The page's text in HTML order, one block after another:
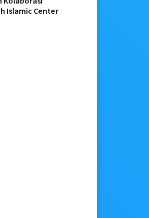
Islamic Center